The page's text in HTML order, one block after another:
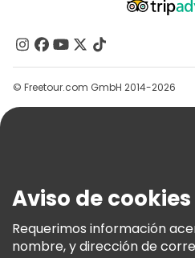
Contacto
Grupos
Ayuda
Términos E Información Legal
Política De Cookies
Freetour Premios
© Freetour.com GmbH 2014-2026
Aviso de cookies
Requerimos información
nombre, y dirección de